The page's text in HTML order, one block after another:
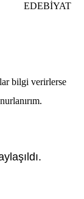
EDEBİYAT
bilgi verirlerse